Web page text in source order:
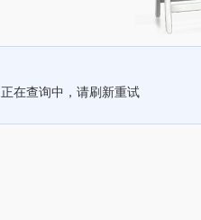
正在查询中，请刷新重试